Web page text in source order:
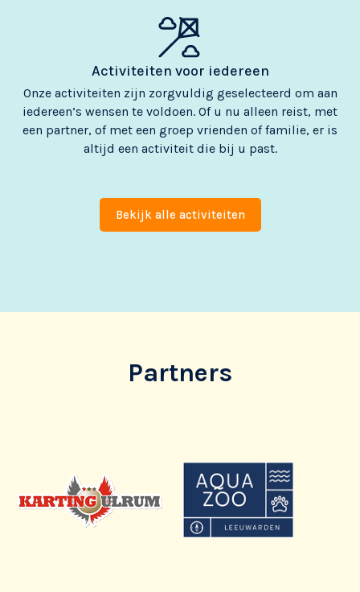
Activiteiten voor iedereen
Onze activiteiten zijn zorgvuldig geselecteerd om aan
iedereen’s wensen te voldoen. Of u nu alleen reist, met
een partner, of met een groep vrienden of familie, er is
altijd een activiteit die bij u past.
Bekijk alle activiteiten
Partners